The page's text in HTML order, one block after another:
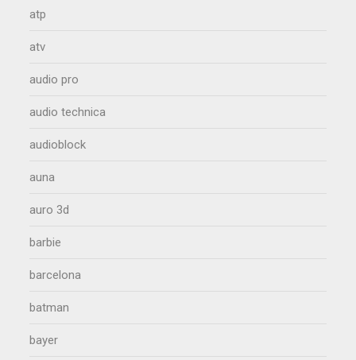
atp
atv
audio pro
audio technica
audioblock
auna
auro 3d
barbie
barcelona
batman
bayer